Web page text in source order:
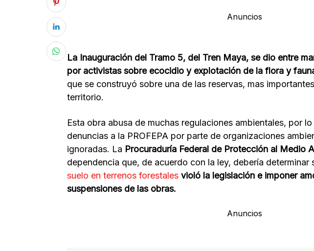
Anuncios
La Inauguración del Tramo 5, del Tren Maya, se dio entre
por activistas sobre ecocidio y explotación de la flora y
que se construyó sobre una de las reservas, mas
territorio.
Esta obra abusa de muchas regulaciones ambientales, por
denuncias a la PROFEPA por parte de organizaciones
ignoradas. La Procuraduría Federal de Protección al Medio
dependencia que, de acuerdo con la ley, debería determinar
suelo en terrenos forestales violó la legislación e imponer
suspensiones de las obras.
Anuncios